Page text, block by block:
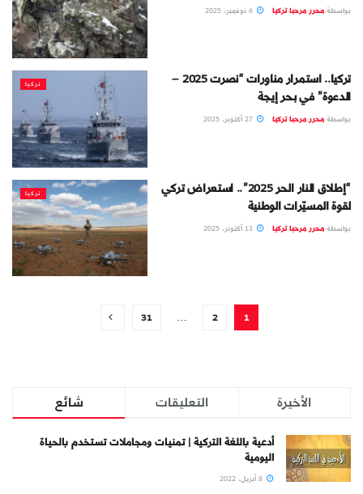
بواسطةمحرر مرحبا تركيا
تركيا
تركيا.. استمرار مناورات “نصرت 2025 –
الدعوة” في بحر إيجة
بواسطةمحرر مرحبا تركيا
تركيا
“إطلاق النار الحر 2025”.. استعراض تركي
لقوة المسيّرات الوطنية
بواسطةمحرر مرحبا تركيا
1
2
…
31
شائع التعليقات الأخيرة
أدعية باللغة التركية | تمنيات ومجاملات تستخدم بالحياة
اليومية